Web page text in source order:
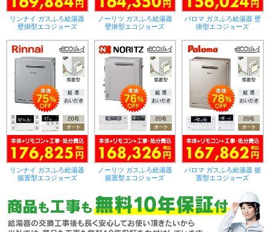
リンナイ ガスふろ給湯器
壁掛型エコジョーズ
ノーリツ ガスふろ給湯器
壁掛型エコジョーズ
パロマ ガスふろ給湯器 壁
掛型エコジョーズ
リンナイ ガスふろ給湯器
据置型エコジョーズ
ノーリツ ガスふろ給湯器
据置型エコジョーズ
パロマ ガスふろ給湯器 据
置型エコジョーズ